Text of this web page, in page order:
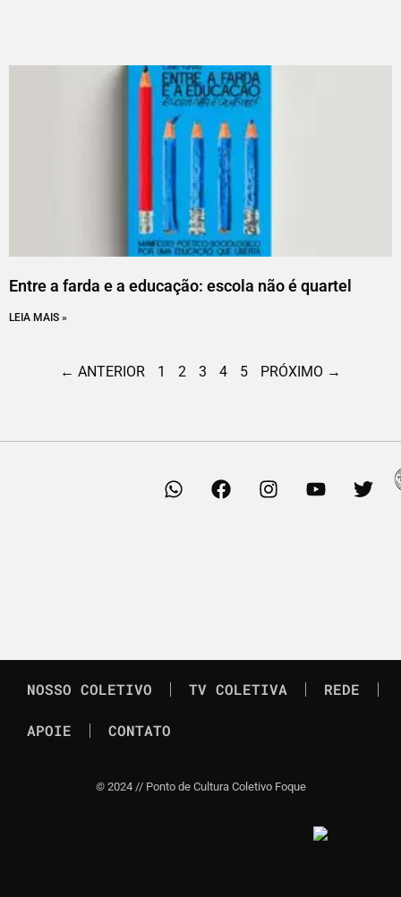
Entre a farda e a educação: escola não é quartel
LEIA MAIS »
← ANTERIOR 1 2 3 4 5 PRÓXIMO →
NOSSO COLETIVO TV COLETIVA REDE
APOIE CONTATO
© 2024 // Ponto de Cultura Coletivo Foque